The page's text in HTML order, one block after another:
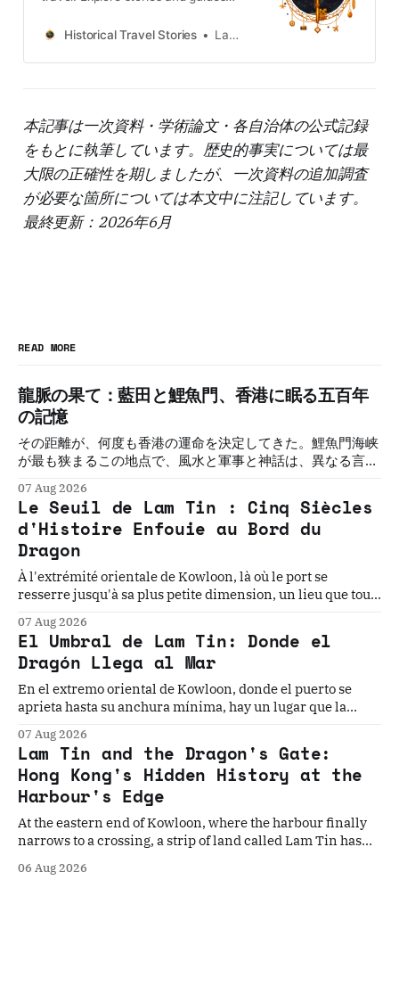
Taiwan, more destinations like the
Historical Travel Stories Lawrence
本記事は一次資料・学術論文・各自治体の公式記録
をもとに執筆しています。歴史的事実については最
大限の正確性を期しましたが、一次資料の追加調査
が必要な箇所については本文中に注記しています。
最終更新：2026年6月
READ MORE
龍脈の果て：藍田と鯉魚門、香港に眠る五百年
の記憶
その距離が、何度も香港の運命を決定してきた。鯉魚門海峡
が最も狭まるこの地点で、風水と軍事と神話は、異なる言語
の必然を解く。
07 Aug 2026
Le Seuil de Lam Tin : Cinq Siècles
d'Histoire Enfouie au Bord du
Dragon
À l'extrémité orientale de Kowloon, là où le port se
resserre jusqu'à sa plus petite dimension, un lieu que tout
les plus chargées d'Asie. Cinq histoires. Un seuil. La
géographie qui les a toutes rendues inévitables.
07 Aug 2026
El Umbral de Lam Tin: Donde el
Dragón Llega al Mar
En el extremo oriental de Kowloon, donde el puerto se
aprieta hasta su anchura mínima, hay un lugar que la
todo cambia. Cinco historias. Un umbral. La geografía que
los convierte en inevitables.
07 Aug 2026
Lam Tin and the Dragon's Gate:
Hong Kong's Hidden History at the
Harbour's Edge
At the eastern end of Kowloon, where the harbour finally
narrows to a crossing, a strip of land called Lam Tin has
history books record. Five stories. One gateway. The
06 Aug 2026